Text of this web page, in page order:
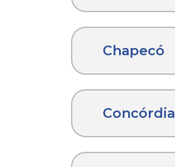
Chapecó
Concórdia